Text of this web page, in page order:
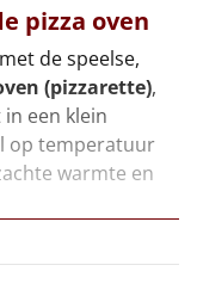
pizza oven
de speelse,
(pizzarette),
een klein
op temperatuur
warmte en